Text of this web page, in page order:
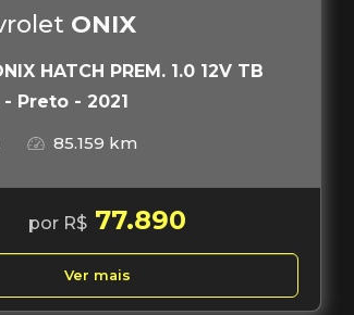
ONIX
HATCH PREM. 1.0 12V TB
Preto - 2021
85.159 km
por R$ 77.890
Ver mais